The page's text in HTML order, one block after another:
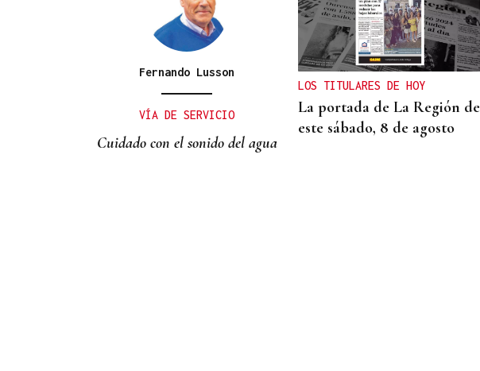
Un herido en la colisión
entre dos coches en la
entrada a las termas de
Fernando Lusson
VÍA DE SERVICIO
Cuidado con el sonido del agua
LOS TITULARES DE HOY
La portada de La Región de
este sábado, 8 de agosto